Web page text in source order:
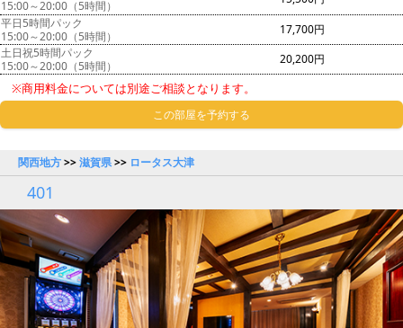
15:00～20:00（5時間）
平日5時間パック
15:00～20:00（5時間）
17,700円
土日祝5時間パック
15:00～20:00（5時間）
20,200円
※商用料金については別途ご相談となります。
この部屋を予約する
関西地方>>滋賀県>> ロータス大津
401